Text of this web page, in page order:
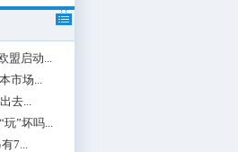
盟启动...
市场...
去...
”坏吗...
7...